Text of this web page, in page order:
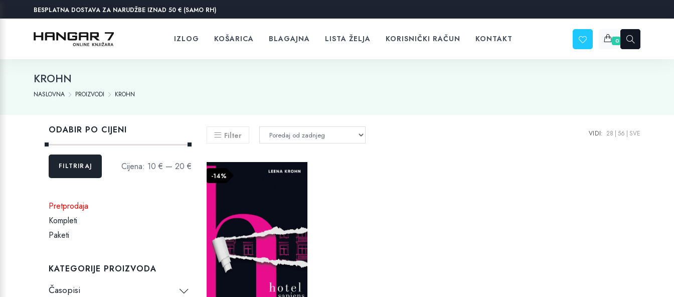
BESPLATNA DOSTAVA ZA NARUDŽBE IZNAD 50 € (SAMO RH)
IZLOG KOŠARICA BLAGAJNA LISTA ŽELJA KORISNIČKI RAČUN KONTAKT 0
KROHN
NASLOVNA PROIZVODI KROHN
Filter VIDI: 28 56 SVE
-14%
ODABIR PO CIJENI
Min
MaksFILTRIRAJ Cijena: 10 € — 20 €
Pretprodaja
Kompleti
Paketi
KATEGORIJE PROIZVODA
Časopisi